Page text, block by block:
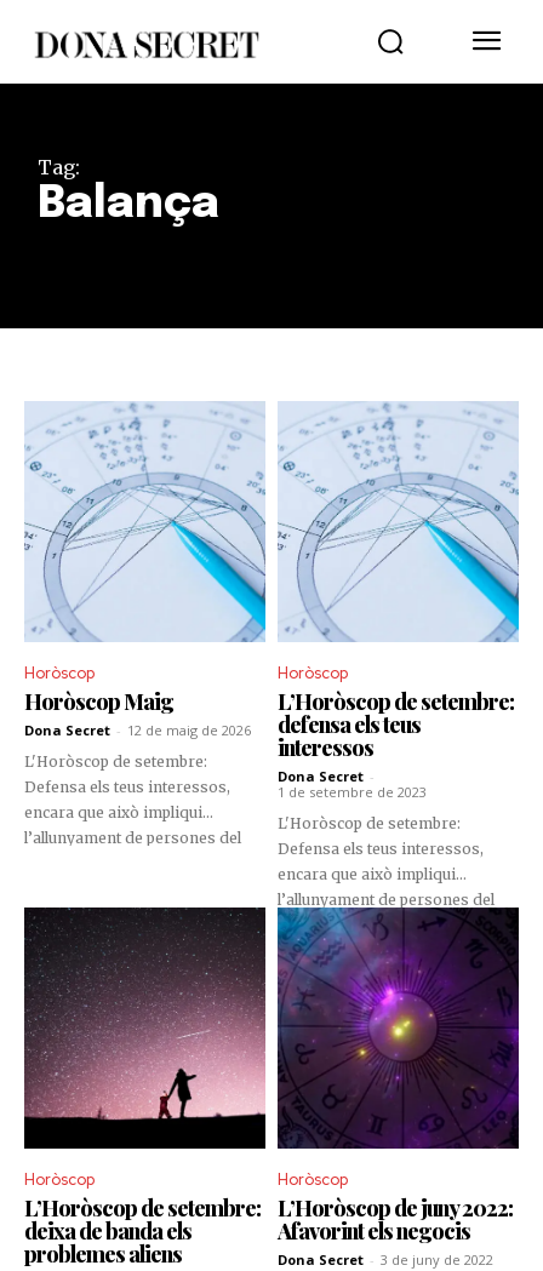
Tag:
Balança
Horòscop
Horòscop Maig
Dona Secret - 12 de maig de 2026
L'Horòscop de setembre:
Defensa els teus interessos,
encara que això impliqui
l’allunyament de persones del
de confort perquè la recompensa
serà molt gran. Si encara no
t’has pres uns dies de vacances,
aprofita setembre per fer una
escapada amb la família.
Horòscop
L’Horòscop de setembre:
defensa els teus
interessos
Dona Secret -
1 de setembre de 2023
L'Horòscop de setembre:
Defensa els teus interessos,
encara que això impliqui
l’allunyament de persones del
teu voltant. No siguis
conformista, surt de la teva zona
de confort perquè la recompensa
serà molt gran. Si encara no
t’has pres uns dies de vacances,
aprofita setembre per fer una
escapada amb la família.
Horòscop
L’Horòscop de setembre:
deixa de banda els
problemes aliens
Horòscop
L’Horòscop de juny 2022:
Afavorint els negocis
Dona Secret - 3 de juny de 2022